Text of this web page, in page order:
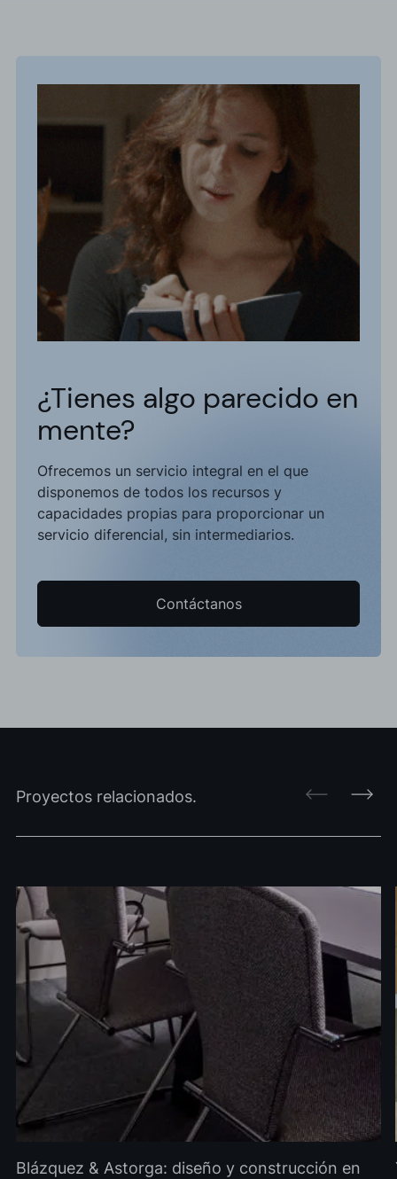
¿Tienes algo parecido en
mente?
Ofrecemos un servicio integral en el que
disponemos de todos los recursos y
capacidades propias para proporcionar un
servicio diferencial, sin intermediarios.
Contáctanos
Proyectos relacionados.
Blázquez & Astorga: diseño y construcción en